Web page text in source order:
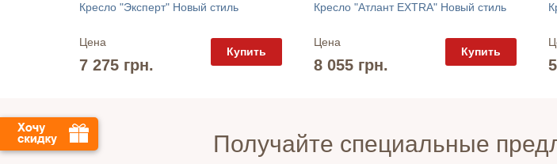
Кресло "Эксперт" Новый стиль
Цена
7 275 грн.
Купить
Кресло "Атлант EXTRA" Новый стиль
Цена
8 055 грн.
Купить
Получайте специальные